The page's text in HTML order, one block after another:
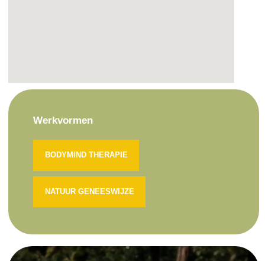
Werkvormen
BODYMIND THERAPIE
NATUUR GENEESWIJZE